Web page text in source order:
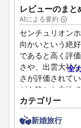
要約すると、ツ
Izumo)は、最高
屋、そして卓越
提供し、旅行者
レビューのまと
AIによる要約
センチュリオン
向かいという絶
であると高く評
さや、出雲大社
さが評価されて
がら静かな立地
います。美しい
も、ホテルの全
全
カテゴリー
新婚旅行